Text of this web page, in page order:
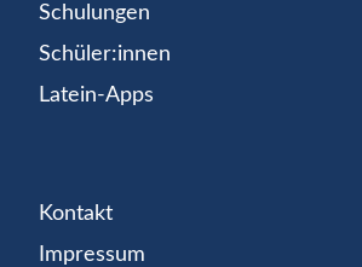
Schulungen
Schüler:innen
Latein-Apps
Kontakt
Impressum